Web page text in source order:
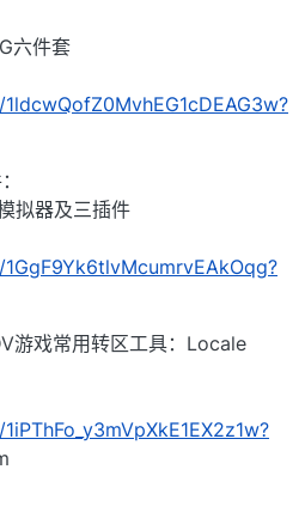
六件套
拟器及三插件
游戏常用转区工具：Locale